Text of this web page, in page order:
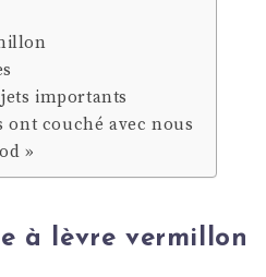
importants
ont couché avec nous
»
à lèvre vermillon